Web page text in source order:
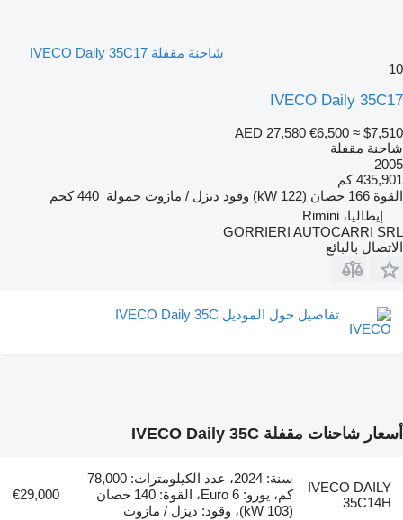
شاحنة مقفلة IVECO Daily 35C17
10
IVECO Daily 35C17
AED 27,580 €6,500 ≈ $7,510
شاحنة مقفلة
2005
435,901 كم
القوة 166 حصان (122 kW) وقود ديزل / مازوت حمولة 440 كجم
إيطاليا، Rimini
GORRIERI AUTOCARRI SRL
الاتصال بالبائع
تفاصيل حول الموديل IVECO Daily 35C
أسعار شاحنات مقفلة IVECO Daily 35C
IVECO DAILY
35C14H
سنة: 2024، عدد الكيلومترات: 78,000
كم، يورو: Euro 6، القوة: 140 حصان
(103 kW)، وقود: ديزل / مازوت
€29,000